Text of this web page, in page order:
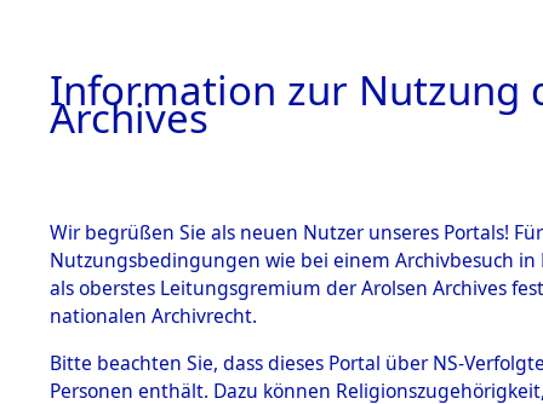
BESTÄNDE
1.
Inhaftierungsdoku
mente
0017
Information zur Nutzung
Archives
Wir begrüßen Sie als neuen Nutzer unseres Portals!
Nutzungsbedingungen wie bei einem Archivbesuch
als oberstes Leitungsgremium der Arolsen Archives
nationalen Archivrecht.
Bitte beachten Sie, dass dieses Portal über NS-
Personen enthält. Dazu können